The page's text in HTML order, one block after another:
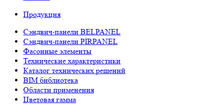
Продукция
Сэндвич-панели BELPANEL
Сэндвич-панели PIRPANEL
Фасонные элементы
Технические характеристики
Каталог технических решений
BIM библиотека
Области применения
Цветовая гамма